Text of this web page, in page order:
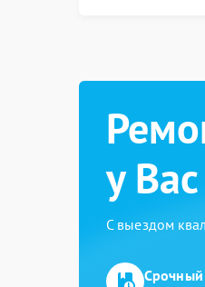
у
С выездом
Срочный